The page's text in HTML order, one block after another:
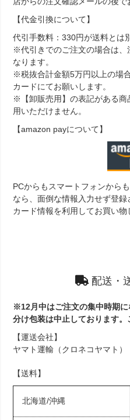
【代金引換について】
代引手数料：330円が送料とは
※代引きでのご注文の場合は、
なります。
※税抜合計金額5万円以上の場
カードにてお願いします。
※【卸販売用】の表記がある商
用いただけません。
【amazon payについて】
PCからもスマートフォンから
なら、面倒な情報入力せず登
カード情報を利用してお買い物
配送・
※12月中はご注文の集中時期
分け包装は中止しております。
【運送会社】
ヤマト運輸（クロネコヤマト）
【送料】
北海道/沖縄